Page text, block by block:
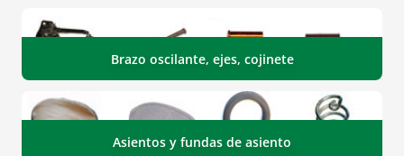
Brazo oscilante, ejes, cojinete
Asientos y fundas de asiento